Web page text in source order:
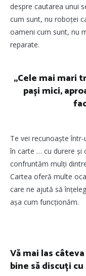
despre cautarea unui
cum sunt, nu roboței
oameni cum sunt, nu
reparate.
„Cele mai mari
pași mici,
Te vei recunoaște
în carte … cu durere și
confruntăm mulți
Cartea oferă multe
care ne ajută să
așa cum funcționăm.
Vă mai las
bine să discuți cu